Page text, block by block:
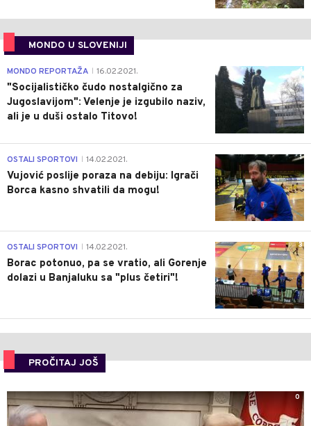
MONDO U SLOVENIJI
4
MONDO REPORTAŽA 16.02.2021.
"Socijalističko čudo nostalgično za
Jugoslavijom": Velenje je izgubilo naziv,
ali je u duši ostalo Titovo!
1
OSTALI SPORTOVI 14.02.2021.
Vujović poslije poraza na debiju: Igrači
Borca kasno shvatili da mogu!
3
OSTALI SPORTOVI 14.02.2021.
Borac potonuo, pa se vratio, ali Gorenje
dolazi u Banjaluku sa "plus četiri"!
PROČITAJ JOŠ
0